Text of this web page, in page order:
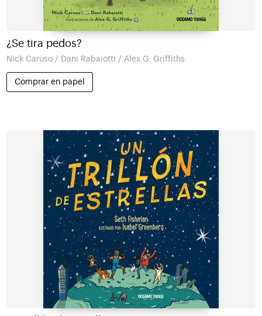
¿Se tira pedos?
Nick Caruso / Dani Rabaiotti / Alex G. Griffiths
Comprar en papel